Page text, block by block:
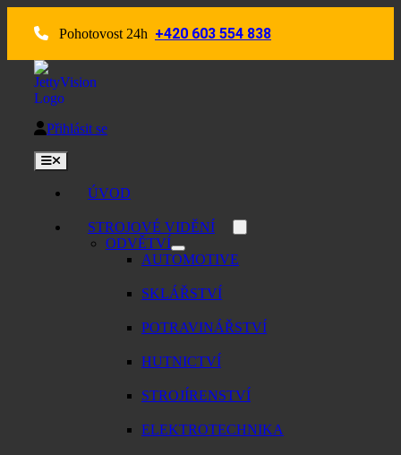
Pohotovost 24h +420 603 554 838
Přihlásit se
Toggle
ÚVOD
STROJOVÉ VIDĚNÍ
ODVĚTVÍ
AUTOMOTIVE
SKLÁŘSTVÍ
POTRAVINÁŘSTVÍ
HUTNICTVÍ
STROJÍRENSTVÍ
ELEKTROTECHNIKA